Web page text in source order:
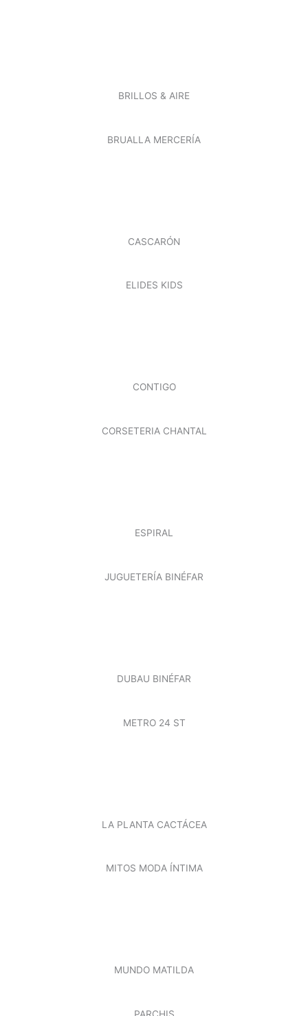
BRILLOS & AIRE
BRUALLA MERCERÍA
CASCARÓN
ELIDES KIDS
CONTIGO
CORSETERIA CHANTAL
ESPIRAL
JUGUETERÍA BINÉFAR
DUBAU BINÉFAR
METRO 24 ST
LA PLANTA CACTÁCEA
MITOS MODA ÍNTIMA
MUNDO MATILDA